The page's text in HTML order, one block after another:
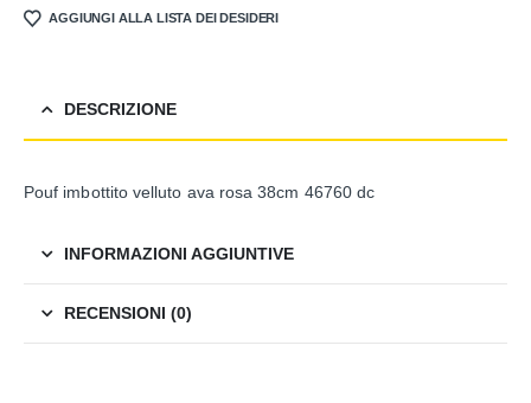
AGGIUNGI ALLA LISTA DEI DESIDERI
DESCRIZIONE
Pouf imbottito velluto ava rosa 38cm 46760 dc
INFORMAZIONI AGGIUNTIVE
RECENSIONI (0)